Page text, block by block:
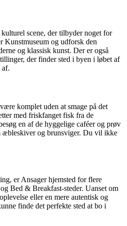
scene, der tilbyder noget for
Kunstmuseum og udforsk den
og klassisk kunst. Der er også
der finder sted i byen i løbet af
af.
komplet uden at smage på det
med friskfanget fisk fra de
en af de hyggelige caféer og prøv
æbleskiver og brunsviger. Du vil ikke
er Ansager hjemsted for flere
Bed & Breakfast-steder. Uanset om
eller en mere autentisk og
finde det perfekte sted at bo i